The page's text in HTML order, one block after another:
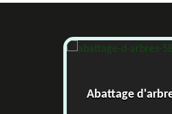
Abattage